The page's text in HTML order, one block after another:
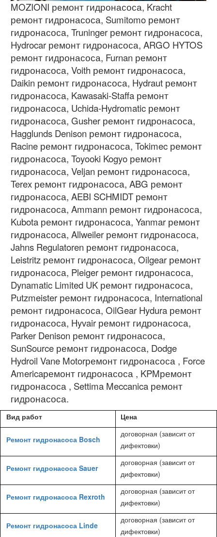
MOZIONI ремонт гидронасоса, Kracht
ремонт гидронасоса, Sumitomo ремонт
гидронасоса, Truninger ремонт гидронасоса,
Hydrocar ремонт гидронасоса, ARGO HYTOS
ремонт гидронасоса, Furnan ремонт
гидронасоса, Voith ремонт гидронасоса,
Daikin ремонт гидронасоса, Hydraut ремонт
гидронасоса, Kawasaki-Staffa ремонт
гидронасоса, Uchida-Hydromatic ремонт
гидронасоса, Gusher ремонт гидронасоса,
Hagglunds Denison ремонт гидронасоса,
Racine ремонт гидронасоса, Tokimec ремонт
гидронасоса, Toyooki Kogyo ремонт
гидронасоса, Veljan ремонт гидронасоса,
Terex ремонт гидронасоса, ABG ремонт
гидронасоса, AEBI SCHMIDT ремонт
гидронасоса, Ammann ремонт гидронасоса,
Kubota ремонт гидронасоса, Yanmar ремонт
гидронасоса, Allweiler ремонт гидронасоса,
Jahns Regulatoren ремонт гидронасоса,
Leistritz ремонт гидронасоса, Oilgear ремонт
гидронасоса, Pleiger ремонт гидронасоса,
Dynamatic Limited UK ремонт гидронасоса,
Putzmeister ремонт гидронасоса, International
ремонт гидронасоса, OilGear Hydura ремонт
гидронасоса, Hyvair ремонт гидронасоса,
Parker Denison ремонт гидронасоса,
SunSource ремонт гидронасоса, Dodge
Hydroil Vane Motorремонт гидронасоса , Force
Americaремонт гидронасоса , KPMремонт
гидронасоса , Settima Meccanica ремонт
гидронасоса.
Вид работ Цена
Ремонт гидронасоса Bosch
договорная (зависит от
дифектовки)
Ремонт гидронасоса Sauer
договорная (зависит от
дифектовки)
Ремонт гидронасоса Rexroth
договорная (зависит от
дифектовки)
Ремонт гидронасоса Linde
договорная (зависит от
дифектовки)